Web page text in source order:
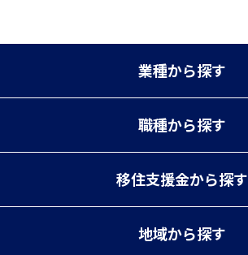
業種から探す
職種から探す
移住支援金から探す
地域から探す